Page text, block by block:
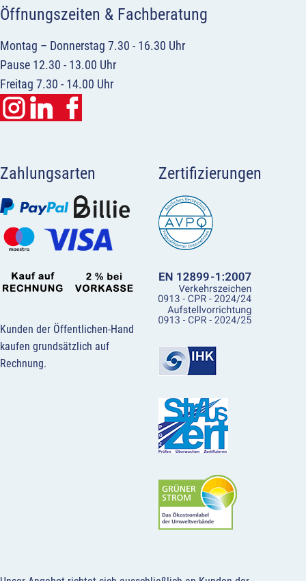
Öffnungszeiten & Fachberatung
Montag – Donnerstag 7.30 - 16.30 Uhr
Pause 12.30 - 13.00 Uhr
Freitag 7.30 - 14.00 Uhr
Zahlungsarten
Kunden der Öffentlichen-Hand
kaufen grundsätzlich auf
Rechnung.
Zertifizierungen